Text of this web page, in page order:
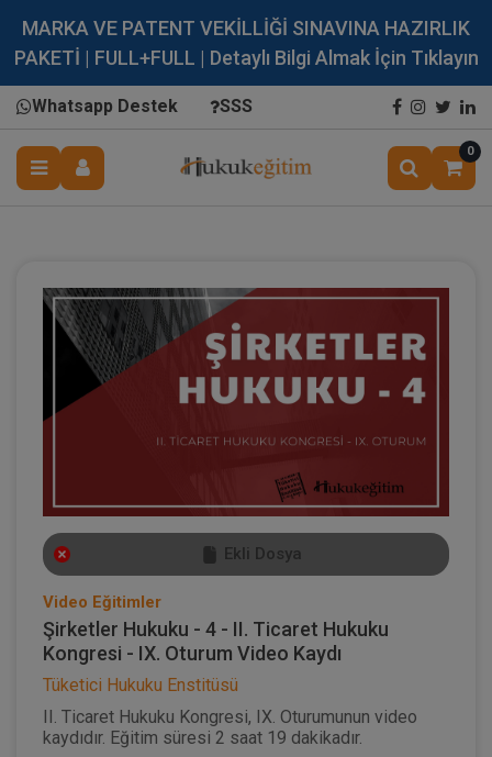
MARKA VE PATENT VEKİLLİĞİ SINAVINA HAZIRLIK
PAKETİ | FULL+FULL | Detaylı Bilgi Almak İçin Tıklayın
Whatsapp Destek SSS
0
Ekli Dosya
Video Eğitimler
Şirketler Hukuku - 4 - II. Ticaret Hukuku
Kongresi - IX. Oturum Video Kaydı
Tüketici Hukuku Enstitüsü
II. Ticaret Hukuku Kongresi, IX. Oturumunun video
kaydıdır. Eğitim süresi 2 saat 19 dakikadır.